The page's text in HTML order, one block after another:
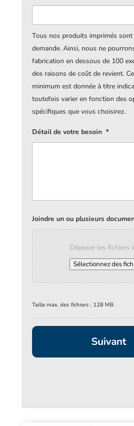
Tous nos produits imprimés
demande. Ainsi, nous ne
fabrication en dessous de 100
des raisons de coût de revient.
minimum est donnée à titre
toutefois varier en fonction des
spécifiques que vous choisirez.
Détail de votre besoin *
Joindre un ou plusieurs
Déposer les fichiers
Sélectionnez des
Taille max. des fichiers : 128 MB.